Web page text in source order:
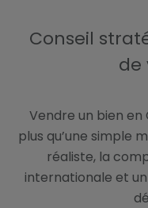
Conseil
de
Vendre un bien en
plus qu’une simple
réaliste, la
internationale et